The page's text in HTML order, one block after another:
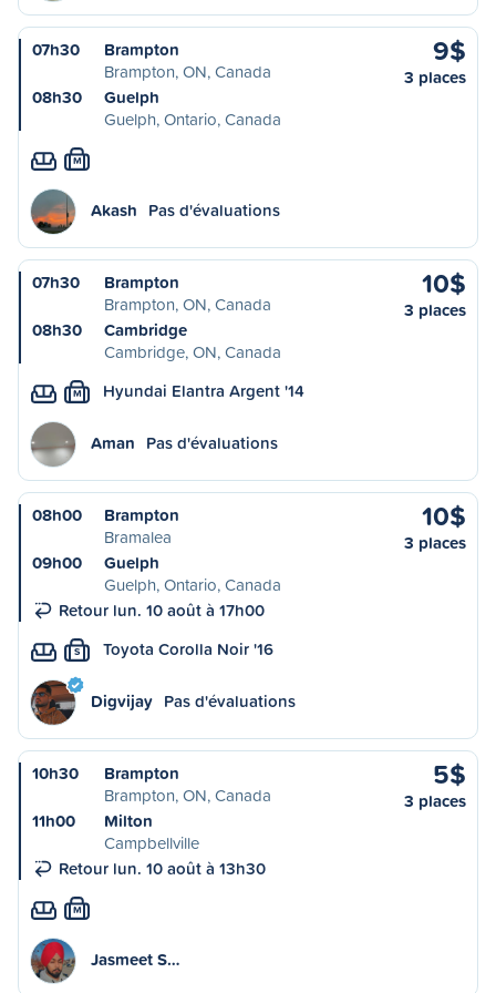
07h30
Brampton
Brampton, ON, Canada
08h30
Guelph
Guelph, Ontario, Canada
9$
3 places
M
Akash Pas d'évaluations
07h30
Brampton
Brampton, ON, Canada
08h30
Cambridge
Cambridge, ON, Canada
10$
3 places
M Hyundai Elantra Argent '14
Aman Pas d'évaluations
08h00
Brampton
Bramalea
09h00
Guelph
Guelph, Ontario, Canada
Retour lun. 10 août à 17h00
10$
3 places
S Toyota Corolla Noir '16
Digvijay Pas d'évaluations
10h30
Brampton
Brampton, ON, Canada
11h00
Milton
Campbellville
Retour lun. 10 août à 13h30
5$
3 places
M
Jasmeet S…